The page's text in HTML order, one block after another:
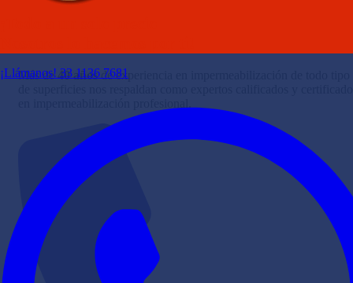
Más de40 añosde experiencia en impermeabilización de todo tipo
¡Llámanos! 33 1136 7681